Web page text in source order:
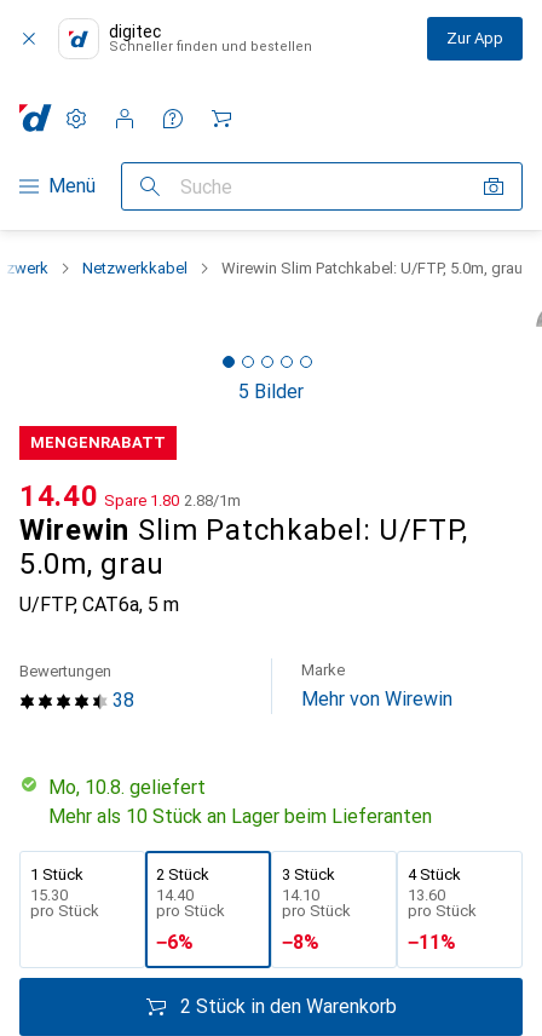
digitec
Schneller finden und bestellen Zur App
Navigation nach Kategorien
Menü Suche
Einstellungen
Kundenkonto
Vergleichslisten
Merklisten
Warenkorb
Netzwerkkabel Wirewin Slim Patchkabel: U/FTP, 5.0m, grau
5 Bilder
MENGENRABATT
Wirewin Slim Patchkabel: U/FTP,
5.0m, grau
U/FTP, CAT6a, 5 m
CHF
14.40 Spare CHF
1.80 CHF
2.88/1m
38
Bewertungen Marke
Mehr von Wirewin
Mo, 10.8. geliefert
Mehr als 10 Stück an Lager beim Lieferanten
1 Stück
CHF
15.30
pro Stück
2 Stück
CHF
14.40
pro Stück
−6%
3 Stück
CHF
14.10
pro Stück
−8%
4 Stück
CHF
13.60
pro Stück
−11%
2 Stück in den Warenkorb